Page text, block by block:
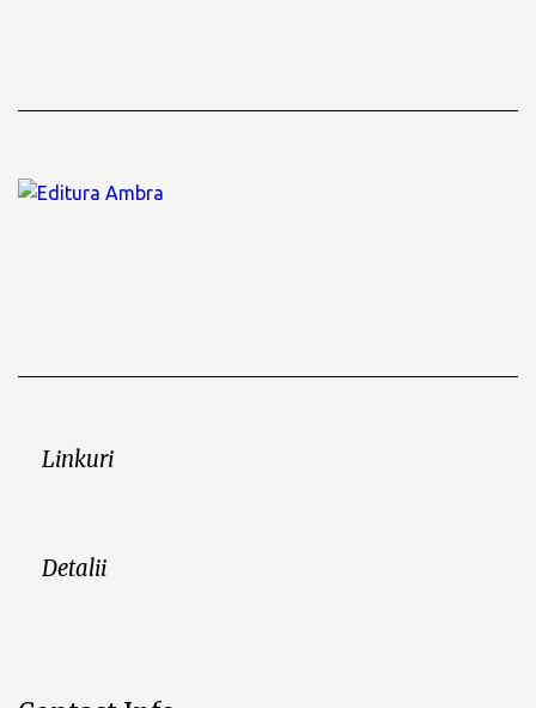
Linkuri
Detalii